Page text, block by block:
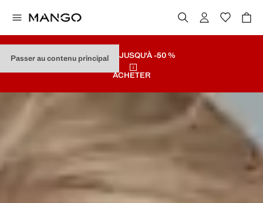
Passer au contenu principal
SOLDES JUSQU'À -50 %
ACHETER